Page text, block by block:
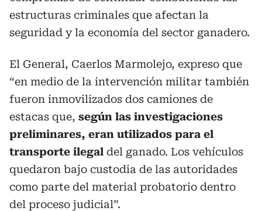
estructuras criminales que afectan la
seguridad y la economía del sector ganadero.
El General, Caerlos Marmolejo, expreso que
“en medio de la intervención militar también
fueron inmovilizados dos camiones de
estacas que, según las investigaciones
preliminares, eran utilizados para el
transporte ilegal del ganado. Los vehículos
quedaron bajo custodia de las autoridades
como parte del material probatorio dentro
del proceso judicial”.